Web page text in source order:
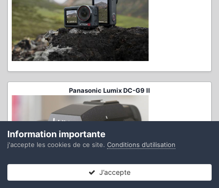
Panasonic Lumix DC-G9 II
Information importante
j'accepte les cookies de ce site. Conditions d’utilisation
J’accepte